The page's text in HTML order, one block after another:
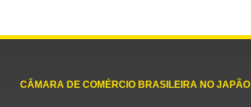
CÂMARA DE COMÉRCIO BRASILEIRA NO JAPÃO